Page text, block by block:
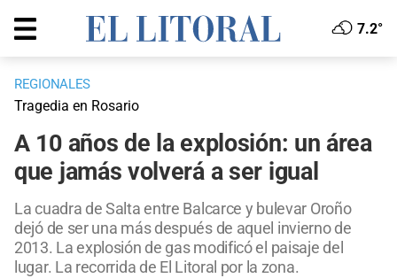
7.2°
REGIONALES
Tragedia en Rosario
A 10 años de la explosión: un área
que jamás volverá a ser igual
La cuadra de Salta entre Balcarce y bulevar Oroño
dejó de ser una más después de aquel invierno de
2013. La explosión de gas modificó el paisaje del
lugar. La recorrida de El Litoral por la zona.